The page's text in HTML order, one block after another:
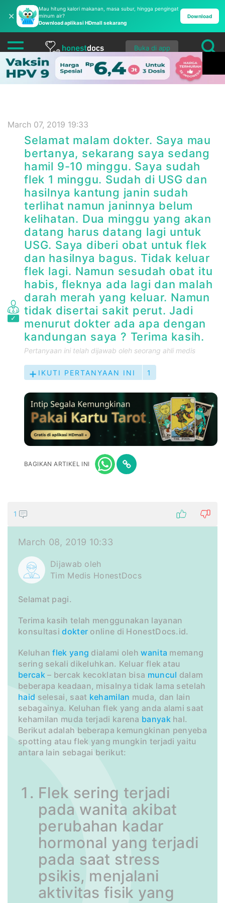
✕
Mau hitung kalori makanan, masa subur, hingga pengingat
minum air?
Download aplikasi HDmall sekarang
Download
Buka di app
March 07, 2019 19:33
Selamat malam dokter. Saya mau
bertanya, sekarang saya sedang
hamil 9-10 minggu. Saya sudah
flek 1 minggu. Sudah di USG dan
hasilnya kantung janin sudah
terlihat namun janinnya belum
kelihatan. Dua minggu yang akan
datang harus datang lagi untuk
USG. Saya diberi obat untuk flek
dan hasilnya bagus. Tidak keluar
flek lagi. Namun sesudah obat itu
habis, fleknya ada lagi dan malah
darah merah yang keluar. Namun
tidak disertai sakit perut. Jadi
menurut dokter ada apa dengan
kandungan saya ? Terima kasih.
Pertanyaan ini telah dijawab oleh seorang ahli medis
IKUTI PERTANYAAN INI 1
BAGIKAN ARTIKEL INI
1
March 08, 2019 10:33
Dijawab oleh
Tim Medis HonestDocs
Selamat pagi.
Terima kasih telah menggunakan layanan
konsultasidokter online di HonestDocs.id.
Keluhanflek yang dialami olehwanita memang
sering sekali dikeluhkan. Keluar flek atau
bercak – bercak kecoklatan bisa muncul dalam
beberapa keadaan, misalnya tidak lama setelah
haid selesai, saat kehamilan muda, dan lain
sebagainya. Keluhan flek yang anda alami saat
kehamilan muda terjadi karena banyak hal.
Berikut adalah beberapa kemungkinan penyeba
spotting atau flek yang mungkin terjadi yaitu
antara lain sebagai berikut:
Flek sering terjadi
pada wanita akibat
perubahan kadar
hormonal yang terjadi
pada saat stress
psikis, menjalani
aktivitas fisik yang